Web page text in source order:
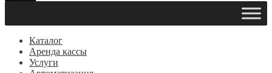
Каталог
Аренда кассы
Услуги